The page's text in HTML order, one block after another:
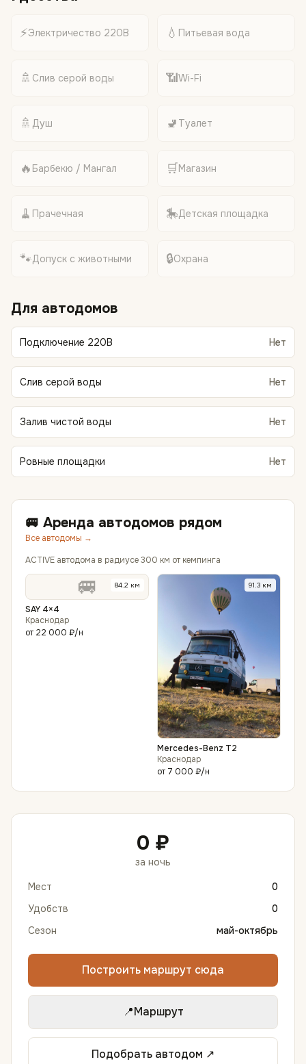
⚡Электричество 220В 💧 Питьевая вода
🚿 Слив серой воды 📶Wi-Fi
🚿 Душ 🚽 Туалет
🔥 Барбекю / Мангал 🛒Магазин
🧹 Прачечная 🎠Детская площадка
🐾Допуск с животными 🔒Охрана
Для автодомов
Подключение 220В Нет
Слив серой воды Нет
Залив чистой воды Нет
Ровные площадки Нет
🚐 Аренда автодомов рядом
Все автодомы →
ACTIVE автодома в радиусе 300 км от кемпинга
🚐 84.2 км
SAY 4×4
Краснодар
от 22 000 ₽/н
91.3 км
Mercedes-Benz T2
Краснодар
от 7 000 ₽/н
0 ₽
за ночь
Мест
0
Удобств
0
Сезон
май-октябрь
Построить маршрут сюда
📍Маршрут
Подобрать автодом ↗